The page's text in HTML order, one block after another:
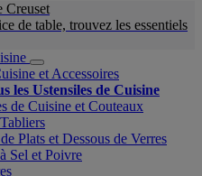
Creuset
de table, trouvez les essentiels
et Accessoires
les Ustensiles de Cuisine
de Cuisine et Couteaux
Plats et Dessous de Verres
Sel et Poivre